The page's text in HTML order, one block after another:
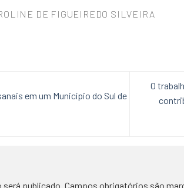
DE FIGUEIREDO SILVEIRA
em um Município do Sul de
O
será publicado. Campos obrigatórios são